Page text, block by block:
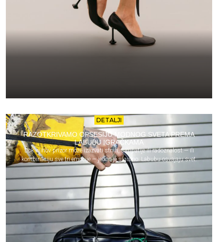
DETALJI
RAZOTKRIVAMO OPSESIJU MODNOG SVETA PREMA
LABUBU IGRAČKAMA
Dok njihov prizor može izazvati strah, simpatije ili radoznalost — ili
kombinaciju sve tri emocije — jedno je sigurno: Labubu osvajaju svet.